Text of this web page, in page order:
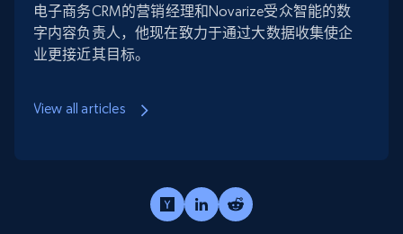
电子商务CRM的营销经理和Novarize受众智能的数
字内容负责人，他现在致力于通过大数据收集使企
业更接近其目标。
View all articles